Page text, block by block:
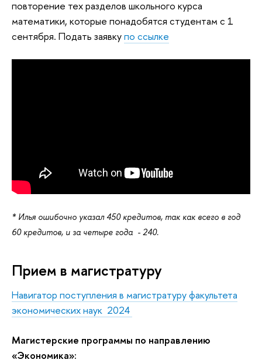
повторение тех разделов школьного курса
математики, которые понадобятся студентам с 1
сентября. Подать заявкупо ссылке
* Илья ошибочно указал 450 кредитов, так как всего в год
60 кредитов, и за четыре года - 240.
Прием в магистратуру
Навигатор поступления в магистратуру факультета
экономических наук 2024
Магистерские программы по направлению
«Экономика»: